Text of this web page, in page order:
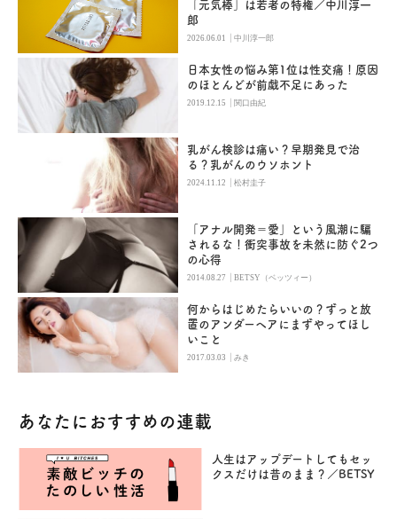
「元気棒」は若者の特権／中川淳一
郎
2026.06.01 |中川淳一郎
日本女性の悩み第1位は性交痛！原因
のほとんどが前戯不足にあった
2019.12.15 |関口由紀
乳がん検診は痛い？早期発見で治
る？乳がんのウソホント
2024.11.12 |松村圭子
「アナル開発＝愛」という風潮に騙
されるな！衝突事故を未然に防ぐ2つ
の心得
2014.08.27 |BETSY（ベッツィー）
何からはじめたらいいの？ずっと放
置のアンダーヘアにまずやってほし
いこと
2017.03.03 |みき
あなたにおすすめの連載
人生はアップデートしてもセッ
クスだけは昔のまま？／BETSY